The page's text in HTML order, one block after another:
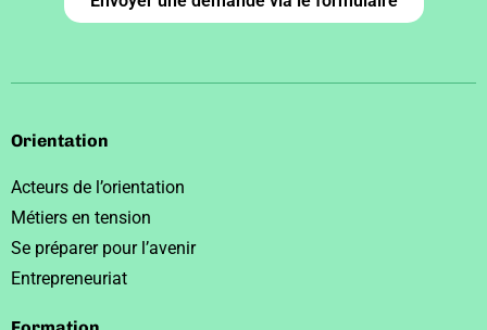
Orientation
Acteurs de l’orientation
Métiers en tension
Se préparer pour l’avenir
Entrepreneuriat